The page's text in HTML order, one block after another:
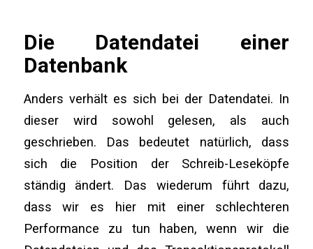
Die Datendatei einer
Datenbank
Anders verhält es sich bei der Datendatei. In
dieser wird sowohl gelesen, als auch
geschrieben. Das bedeutet natürlich, dass
sich die Position der Schreib-Leseköpfe
ständig ändert. Das wiederum führt dazu,
dass wir es hier mit einer schlechteren
Performance zu tun haben, wenn wir die